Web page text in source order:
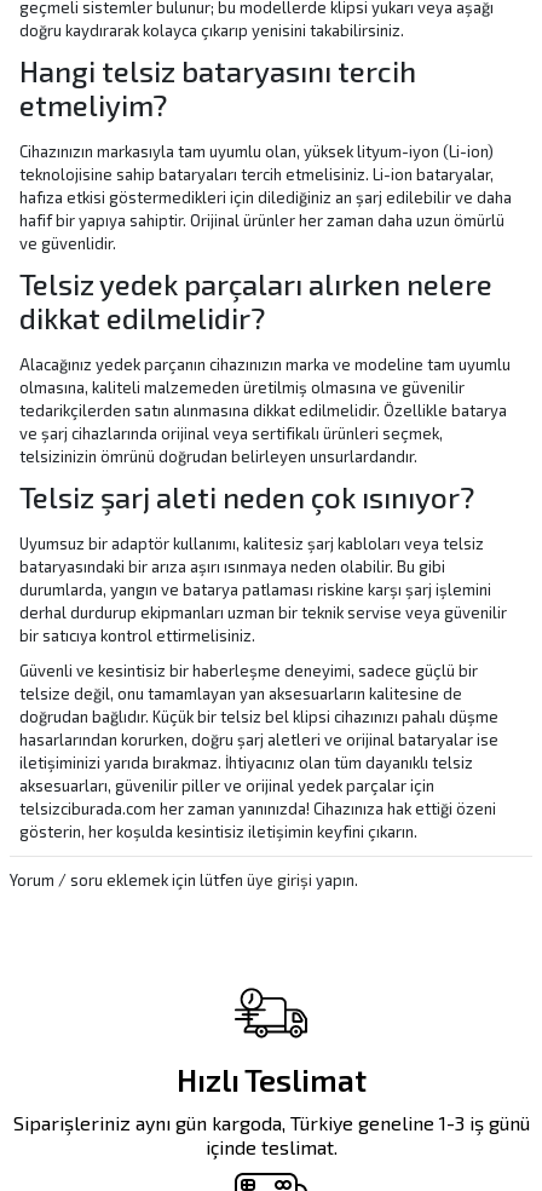
geçmeli sistemler bulunur; bu modellerde klipsi yukarı veya aşağı
doğru kaydırarak kolayca çıkarıp yenisini takabilirsiniz.
Hangi telsiz bataryasını tercih
etmeliyim?
Cihazınızın markasıyla tam uyumlu olan, yüksek lityum-iyon (Li-ion)
teknolojisine sahip bataryaları tercih etmelisiniz. Li-ion bataryalar,
hafıza etkisi göstermedikleri için dilediğiniz an şarj edilebilir ve daha
hafif bir yapıya sahiptir. Orijinal ürünler her zaman daha uzun ömürlü
ve güvenlidir.
Telsiz yedek parçaları alırken nelere
dikkat edilmelidir?
Alacağınız yedek parçanın cihazınızın marka ve modeline tam uyumlu
olmasına, kaliteli malzemeden üretilmiş olmasına ve güvenilir
tedarikçilerden satın alınmasına dikkat edilmelidir. Özellikle batarya
ve şarj cihazlarında orijinal veya sertifikalı ürünleri seçmek,
telsizinizin ömrünü doğrudan belirleyen unsurlardandır.
Telsiz şarj aleti neden çok ısınıyor?
Uyumsuz bir adaptör kullanımı, kalitesiz şarj kabloları veya telsiz
bataryasındaki bir arıza aşırı ısınmaya neden olabilir. Bu gibi
durumlarda, yangın ve batarya patlaması riskine karşı şarj işlemini
derhal durdurup ekipmanları uzman bir teknik servise veya güvenilir
bir satıcıya kontrol ettirmelisiniz.
Güvenli ve kesintisiz bir haberleşme deneyimi, sadece güçlü bir
telsize değil, onu tamamlayan yan aksesuarların kalitesine de
doğrudan bağlıdır. Küçük bir telsiz bel klipsi cihazınızı pahalı düşme
hasarlarından korurken, doğru şarj aletleri ve orijinal bataryalar ise
iletişiminizi yarıda bırakmaz. İhtiyacınız olan tüm dayanıklı telsiz
aksesuarları, güvenilir piller ve orijinal yedek parçalar için
telsizciburada.com her zaman yanınızda! Cihazınıza hak ettiği özeni
gösterin, her koşulda kesintisiz iletişimin keyfini çıkarın.
Yorum / soru eklemek için lütfen üye girişi yapın.
Hızlı Teslimat
Siparişleriniz aynı gün kargoda, Türkiye geneline 1-3 iş günü
içinde teslimat.